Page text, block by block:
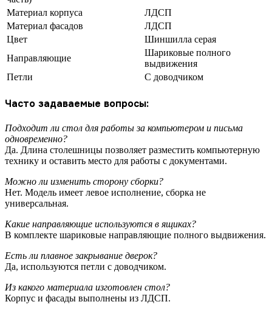
Материал корпуса
ЛДСП
Материал фасадов
ЛДСП
Цвет
Шиншилла серая
Направляющие
Шариковые полного
выдвижения
Петли
С доводчиком
Часто задаваемые вопросы:
Подходит ли стол для работы за компьютером и письма
одновременно?
Да. Длина столешницы позволяет разместить компьютерную
технику и оставить место для работы с документами.
Можно ли изменить сторону сборки?
Нет. Модель имеет левое исполнение, сборка не
универсальная.
Какие направляющие используются в ящиках?
В комплекте шариковые направляющие полного выдвижения.
Есть ли плавное закрывание дверок?
Да, используются петли с доводчиком.
Из какого материала изготовлен стол?
Корпус и фасады выполнены из ЛДСП.